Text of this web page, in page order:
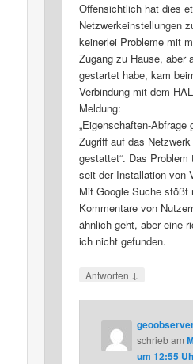
Offensichtlich hat dies
Netzwerkeinstellungen
keinerlei Probleme mit
Zugang zu Hause, aber
gestartet habe, kam
Verbindung mit dem
Meldung:
„Eigenschaften-Abfrage
Zugriff auf das
gestattet“. Das
seit der Installation von
Mit Google Suche stößt
Kommentare von
ähnlich geht, aber eine
ich nicht gefunden.
Antworten ↓
schriebam
um 12:55